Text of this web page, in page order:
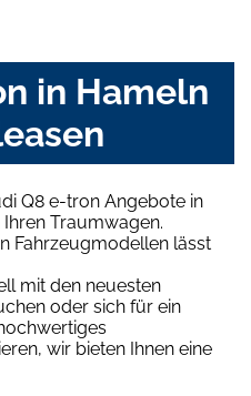
in Hameln
Q8 e-tron Angebote in
Traumwagen.
Fahrzeugmodellen lässt
mit den neuesten
oder sich für ein
wir bieten Ihnen eine